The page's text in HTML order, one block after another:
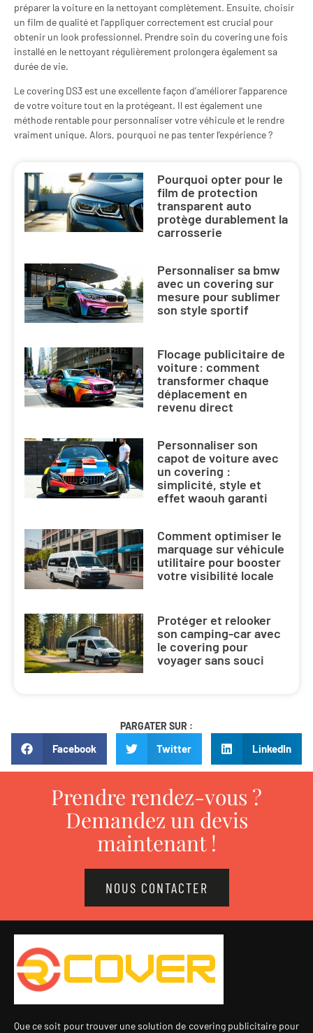
préparer la voiture en la nettoyant complètement. Ensuite, choisir
un film de qualité et l’appliquer correctement est crucial pour
obtenir un look professionnel. Prendre soin du covering une fois
installé en le nettoyant régulièrement prolongera également sa
durée de vie.
Le covering DS3 est une excellente façon d’améliorer l’apparence
de votre voiture tout en la protégeant. Il est également une
méthode rentable pour personnaliser votre véhicule et le rendre
vraiment unique. Alors, pourquoi ne pas tenter l’expérience ?
Pourquoi opter pour le
film de protection
transparent auto
protège durablement la
carrosserie
Personnaliser sa bmw
avec un covering sur
mesure pour sublimer
son style sportif
Flocage publicitaire de
voiture : comment
transformer chaque
déplacement en
revenu direct
Personnaliser son
capot de voiture avec
un covering :
simplicité, style et
effet waouh garanti
Comment optimiser le
marquage sur véhicule
utilitaire pour booster
votre visibilité locale
Protéger et relooker
son camping-car avec
le covering pour
voyager sans souci
PARGATER SUR :
Facebook Twitter LinkedIn
Prendre rendez-vous ?
Demandez un devis
maintenant !
NOUS CONTACTER
Que ce soit pour trouver une solution de covering publicitaire pour